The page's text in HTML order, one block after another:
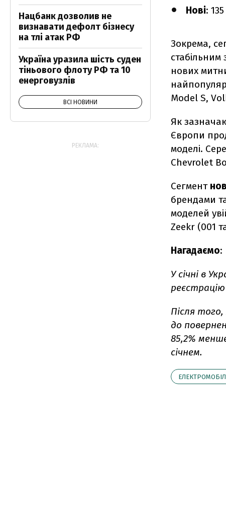
Нові:
Зокрема,
стабільним
нових
Model S,
Як
Європи
моделі.
Chevrolet
Сегмент
брендами
моделей
Zeekr (001
Нагадаємо:
У січні в
Після
до
85,2%
січнем.
Нацбанк дозволив не
визнавати дефолт бізнесу
на тлі атак РФ
Україна уразила шість суден
тіньового флоту РФ та 10
енерговузлів
ВСІ НОВИНИ
РЕКЛАМА: